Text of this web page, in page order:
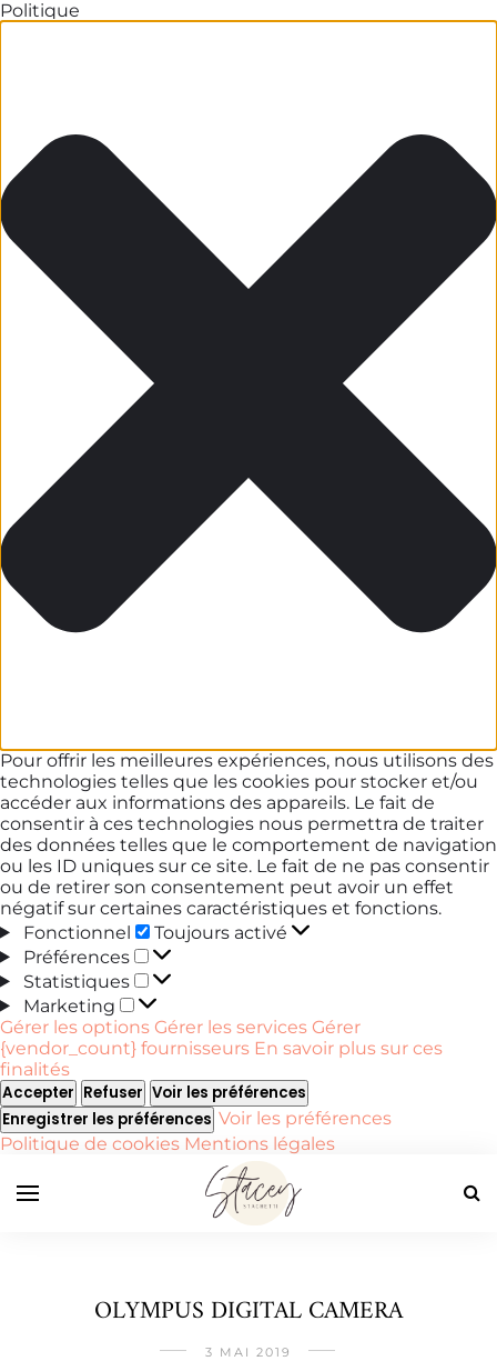
Politique
Pour offrir les meilleures expériences, nous utilisons des
technologies telles que les cookies pour stocker et/ou
accéder aux informations des appareils. Le fait de
consentir à ces technologies nous permettra de traiter
des données telles que le comportement de navigation
ou les ID uniques sur ce site. Le fait de ne pas consentir
ou de retirer son consentement peut avoir un effet
négatif sur certaines caractéristiques et fonctions.
Fonctionnel
Fonctionnel
Toujours activé
Préférences
Préférences
Statistiques
Statistiques
Marketing
Marketing
Gérer les options Gérer les services Gérer
{vendor_count} fournisseurs En savoir plus sur ces
finalités
Accepter Refuser Voir les préférences
Enregistrer les préférences Voir les préférences
Politique de cookies Mentions légales
OLYMPUS DIGITAL CAMERA
3 MAI 2019